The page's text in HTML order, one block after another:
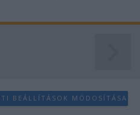
BEÁLLÍTÁSOK MÓDOSÍTÁSA